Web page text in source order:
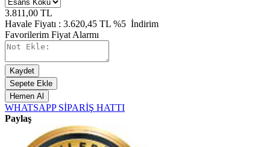
3.811,00 TL
Havale Fiyatı : 3.620,45 TL %5 İndirim
Favorilerim Fiyat Alarmı
Kaydet
Sepete Ekle
Hemen Al
WHATSAPP SİPARİŞ HATTI
Paylaş